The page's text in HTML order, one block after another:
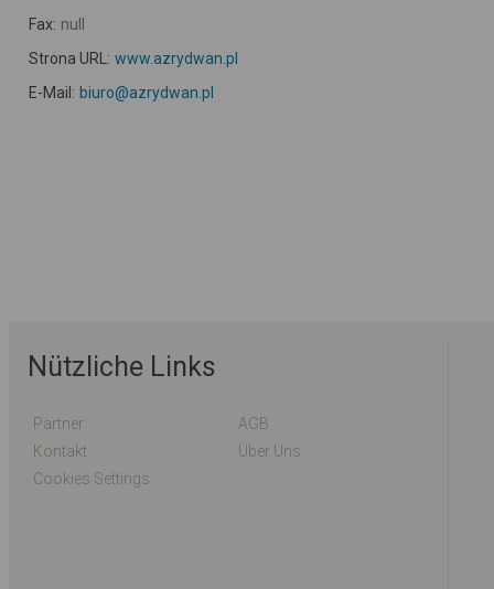
Fax: null
Strona URL: www.azrydwan.pl
E-Mail: biuro@azrydwan.pl
Nützliche Links
Partner
AGB
Kontakt
Über Uns
Cookies Settings